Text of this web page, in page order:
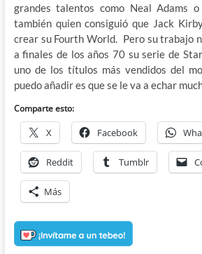
grandes talentos como Neal Adams
también quien consiguió que Jack
crear su Fourth World. Pero su trabajo
a finales de los años 70 su serie de
uno de los títulos más vendidos del
puedo añadir es que se le va a echar
Comparte esto:
X Facebook
Reddit Tumblr
Más